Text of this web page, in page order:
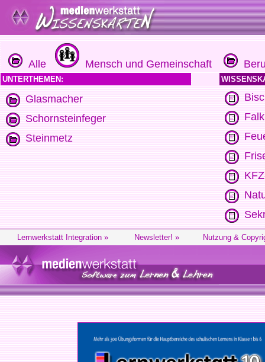
Alle Mensch und Gemeinschaft
UNTERTHEMEN:
Glasmacher
Schornsteinfeger
Steinmetz
Lernwerkstatt Integration » Newsletter! » Nutzung &